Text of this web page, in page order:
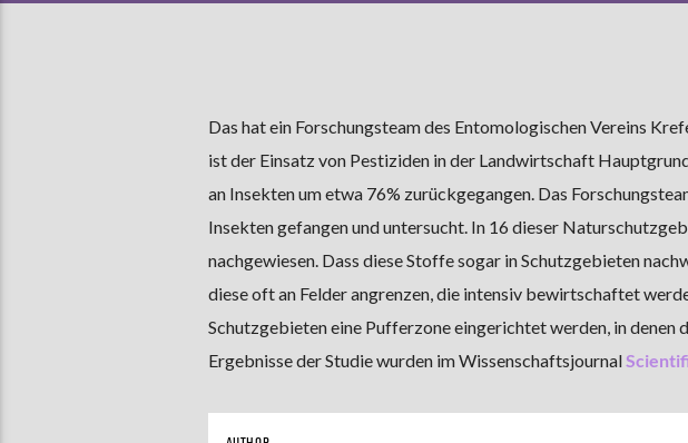
Das hat ein Forschungsteam des Entomologischen Vereins
ist der Einsatz von Pestiziden in der Landwirtschaft
an Insekten um etwa 76% zurückgegangen. Das
Insekten gefangen und untersucht. In 16 dieser
nachgewiesen. Dass diese Stoffe sogar in Schutzgebieten
diese oft an Felder angrenzen, die intensiv bewirtschaftet
Schutzgebieten eine Pufferzone eingerichtet werden, in denen
Ergebnisse der Studie wurden im Wissenschaftsjournal